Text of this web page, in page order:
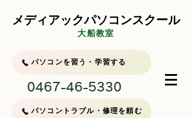
メディアックパソコンスクール
大船教室
パソコンを習う・学習する
0467-46-5330
パソコントラブル・修理を頼む